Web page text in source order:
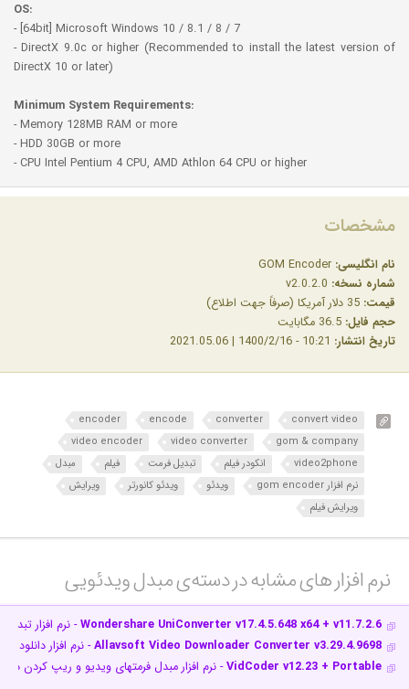
OS:
- [64bit] Microsoft Windows 10 / 8.1 / 8 / 7
- DirectX 9.0c or higher (Recommended to install the latest version of
DirectX 10 or later)
Minimum System Requirements:
- Memory 128MB RAM or more
- HDD 30GB or more
- CPU Intel Pentium 4 CPU, AMD Athlon 64 CPU or higher
مشخصات
نام انگلیسی:
شماره نسخه:
قیمت:
حجم فایل:
تاریخ انتشار:
convert video
converter
encode
encoder
gom & company
video converter
video encoder
video2phone
انکودر فیلم تبدیل فرمت فیلم
مبدل
نرم افزار gom encoder
ویدئو ویدئو کانورتر
ویرایش
ویرایش فیلم
نرم افزار های مشابه در دسته‌ی‌ مبدل ویدئویی‎
Wondershare UniConverter v17.4.5.648 x64 + v11.7.2.6- نرم افزار
Allavsoft Video Downloader Converter v3.29.4.9698- نرم افزار
VidCoder v12.23 + Portable- نرم افزار مبدل فرمت‎های ویدیو و ریپ کردن دیسک‎های دی‎وی‎دی و بلوری